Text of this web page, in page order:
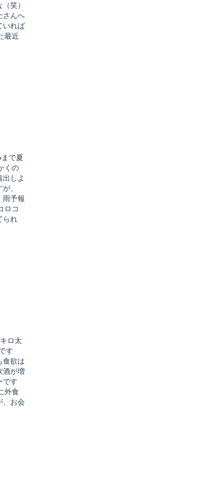
笑）
さんへ
いれば
最近
で夏
くの
しよ
、
雨予報
ロコ
られ
ロ太
す
食欲は
酒が増
です
外食
、お会